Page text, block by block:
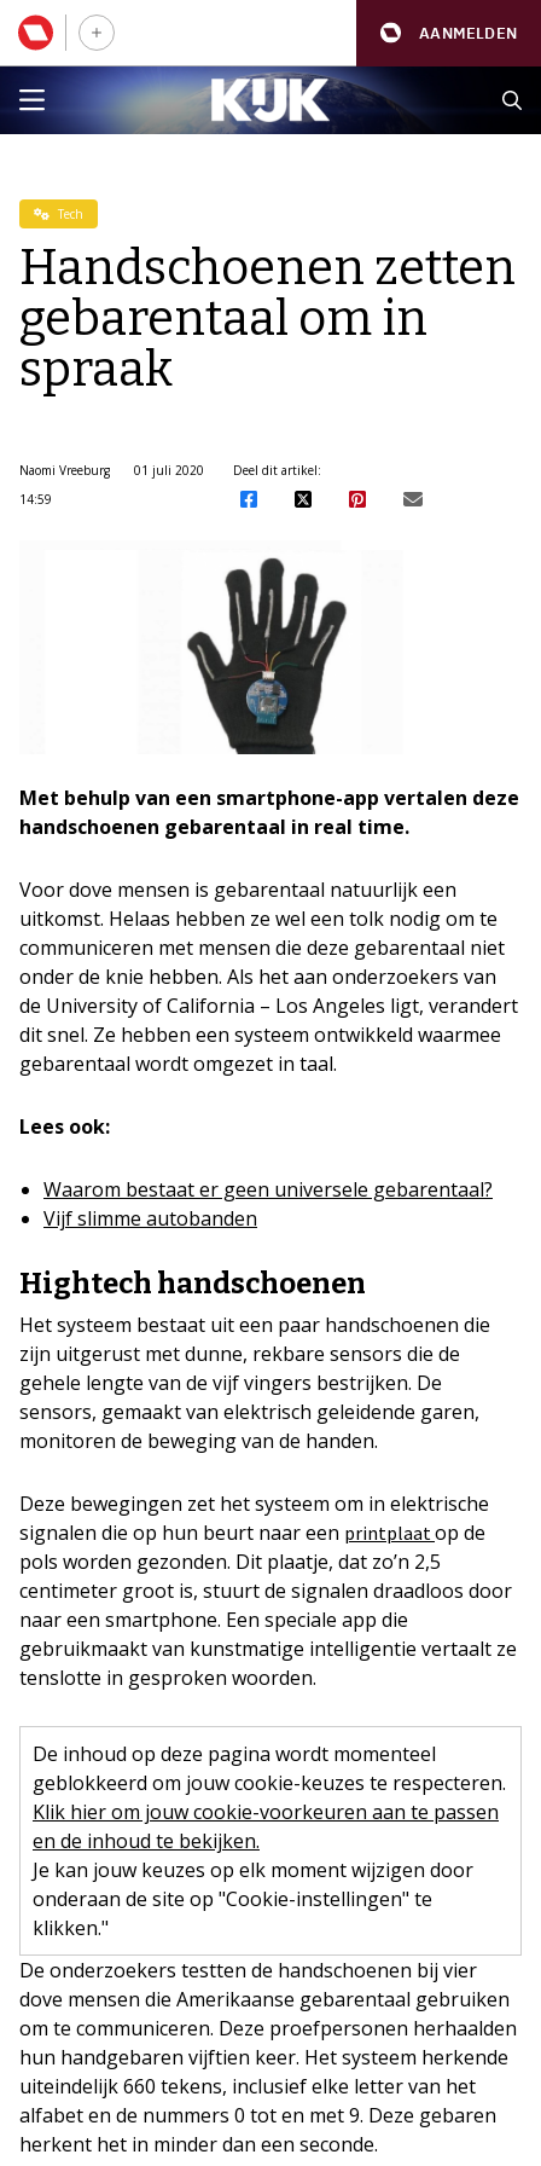
AANMELDEN
Tech
Handschoenen zetten
gebarentaal om in
spraak
Naomi Vreeburg
01 juli 2020
14:59
Deel dit artikel:
Met behulp van een smartphone-app vertalen deze
handschoenen gebarentaal in real time.
Voor dove mensen is gebarentaal natuurlijk een
uitkomst. Helaas hebben ze wel een tolk nodig om te
communiceren met mensen die deze gebarentaal niet
onder de knie hebben. Als het aan onderzoekers van
de University of California – Los Angeles ligt, verandert
dit snel. Ze hebben een systeem ontwikkeld waarmee
gebarentaal wordt omgezet in taal.
Lees ook:
Waarom bestaat er geen universele gebarentaal?
Vijf slimme autobanden
Hightech handschoenen
Het systeem bestaat uit een paar handschoenen die
zijn uitgerust met dunne, rekbare sensors die de
gehele lengte van de vijf vingers bestrijken. De
sensors, gemaakt van elektrisch geleidende garen,
monitoren de beweging van de handen.
Deze bewegingen zet het systeem om in elektrische
signalen die op hun beurt naar een printplaatop de
pols worden gezonden. Dit plaatje, dat zo’n 2,5
centimeter groot is, stuurt de signalen draadloos door
naar een smartphone. Een speciale app die
gebruikmaakt van kunstmatige intelligentie vertaalt ze
tenslotte in gesproken woorden.
De inhoud op deze pagina wordt momenteel
geblokkeerd om jouw cookie-keuzes te respecteren.
Klik hier om jouw cookie-voorkeuren aan te passen
en de inhoud te bekijken.
Je kan jouw keuzes op elk moment wijzigen door
onderaan de site op "Cookie-instellingen" te
klikken."
De onderzoekers testten de handschoenen bij vier
dove mensen die Amerikaanse gebarentaal gebruiken
om te communiceren. Deze proefpersonen herhaalden
hun handgebaren vijftien keer. Het systeem herkende
uiteindelijk 660 tekens, inclusief elke letter van het
alfabet en de nummers 0 tot en met 9. Deze gebaren
herkent het in minder dan een seconde.